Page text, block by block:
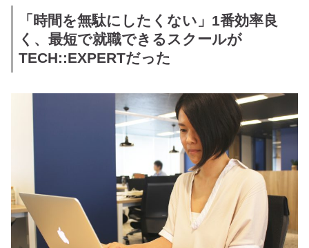
「時間を無駄にしたくない」1番効率良
く、最短で就職できるスクールが
TECH::EXPERTだった